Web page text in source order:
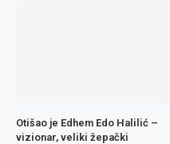
Otišao je Edhem Edo Halilić –
vizionar, veliki žepački